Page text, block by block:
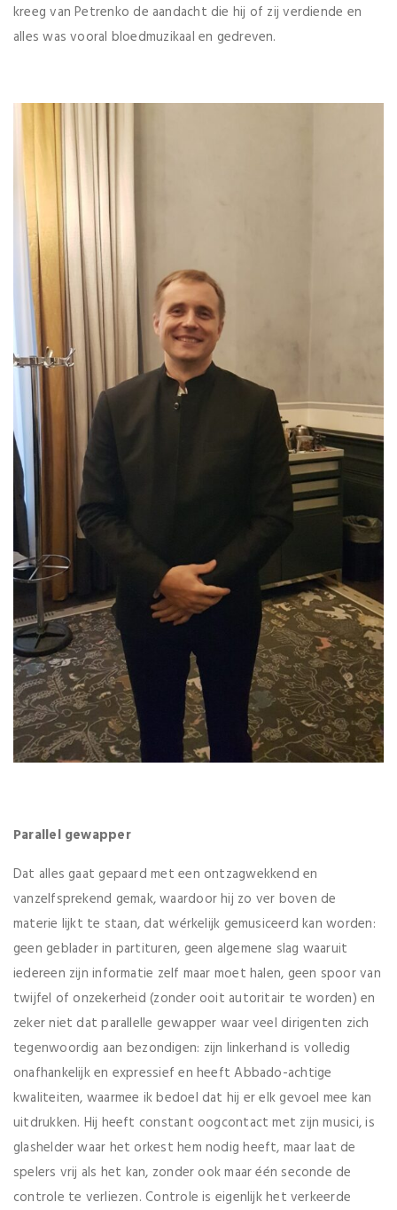
kreeg van Petrenko de aandacht die hij of zij verdiende en
alles was vooral bloedmuzikaal en gedreven.
Parallel gewapper
Dat alles gaat gepaard met een ontzagwekkend en
vanzelfsprekend gemak, waardoor hij zo ver boven de
materie lijkt te staan, dat wérkelijk gemusiceerd kan worden:
geen geblader in partituren, geen algemene slag waaruit
iedereen zijn informatie zelf maar moet halen, geen spoor van
twijfel of onzekerheid (zonder ooit autoritair te worden) en
zeker niet dat parallelle gewapper waar veel dirigenten zich
tegenwoordig aan bezondigen: zijn linkerhand is volledig
onafhankelijk en expressief en heeft Abbado-achtige
kwaliteiten, waarmee ik bedoel dat hij er elk gevoel mee kan
uitdrukken. Hij heeft constant oogcontact met zijn musici, is
glashelder waar het orkest hem nodig heeft, maar laat de
spelers vrij als het kan, zonder ook maar één seconde de
controle te verliezen. Controle is eigenlijk het verkeerde